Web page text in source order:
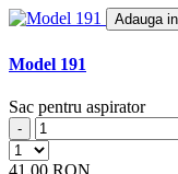
AMSTRAD
ANTECH
APL
AQUA VAC
AR-TECH (3)
ARC-EN-
ARCELIK
Adauga
Model 191
Sac pentru aspirator
-
41,00 RON